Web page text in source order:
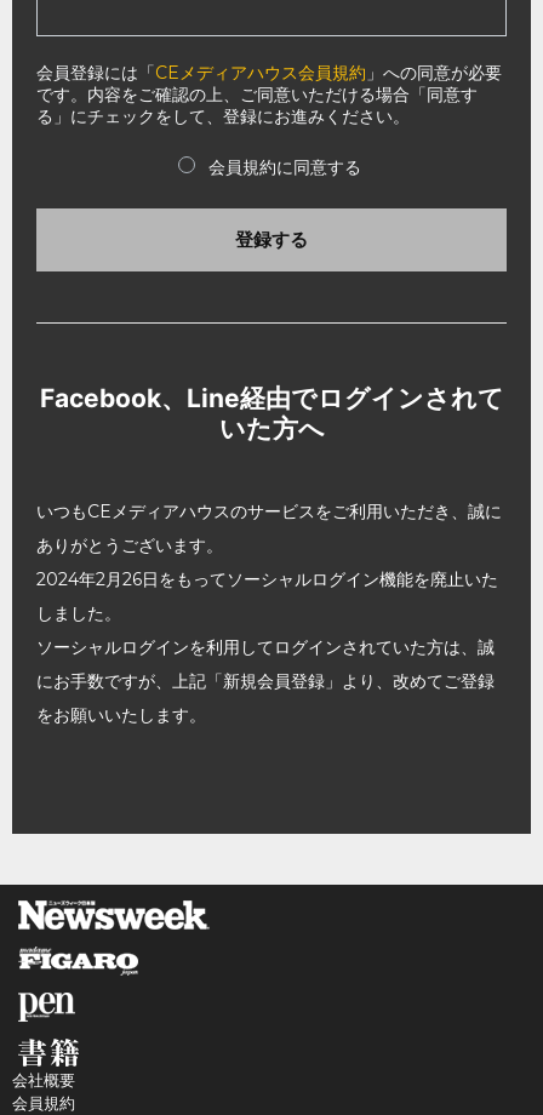
会員登録には「CEメディアハウス会員規約 」への同意が必要
です。内容をご確認の上、ご同意いただける場合「同意す
る」にチェックをして、登録にお進みください。
会員規約に同意する
登録する
Facebook、Line経由でログインされて
いた方へ
いつもCEメディアハウスのサービスをご利用いただき、誠に
ありがとうございます。
2024年2月26日をもってソーシャルログイン機能を廃止いた
しました。
ソーシャルログインを利用してログインされていた方は、誠
にお手数ですが、上記「新規会員登録」より、改めてご登録
をお願いいたします。
会社概要
会員規約